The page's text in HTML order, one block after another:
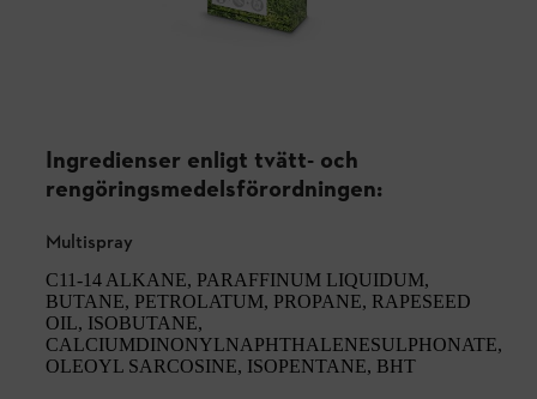
Ingredienser enligt tvätt- och
rengöringsmedelsförordningen:
Multispray
C11-14 ALKANE, PARAFFINUM LIQUIDUM,
BUTANE, PETROLATUM, PROPANE, RAPESEED
OIL, ISOBUTANE,
CALCIUMDINONYLNAPHTHALENESULPHONATE,
OLEOYL SARCOSINE, ISOPENTANE, BHT